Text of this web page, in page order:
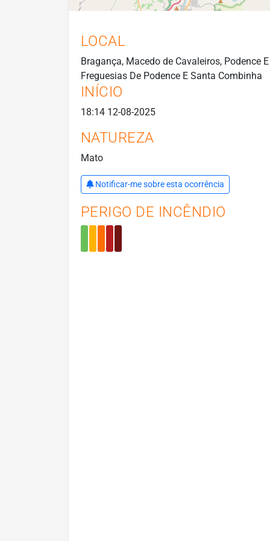
LOCAL
Bragança, Macedo de Cavaleiros, Podence
Freguesias De Podence E Santa Combinha
INÍCIO
18:14 12-08-2025
NATUREZA
Mato
Notificar-me sobre esta ocorrência
PERIGO DE INCÊNDIO